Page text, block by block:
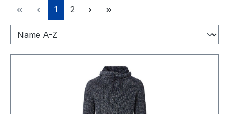
Seite
1 Seite
2